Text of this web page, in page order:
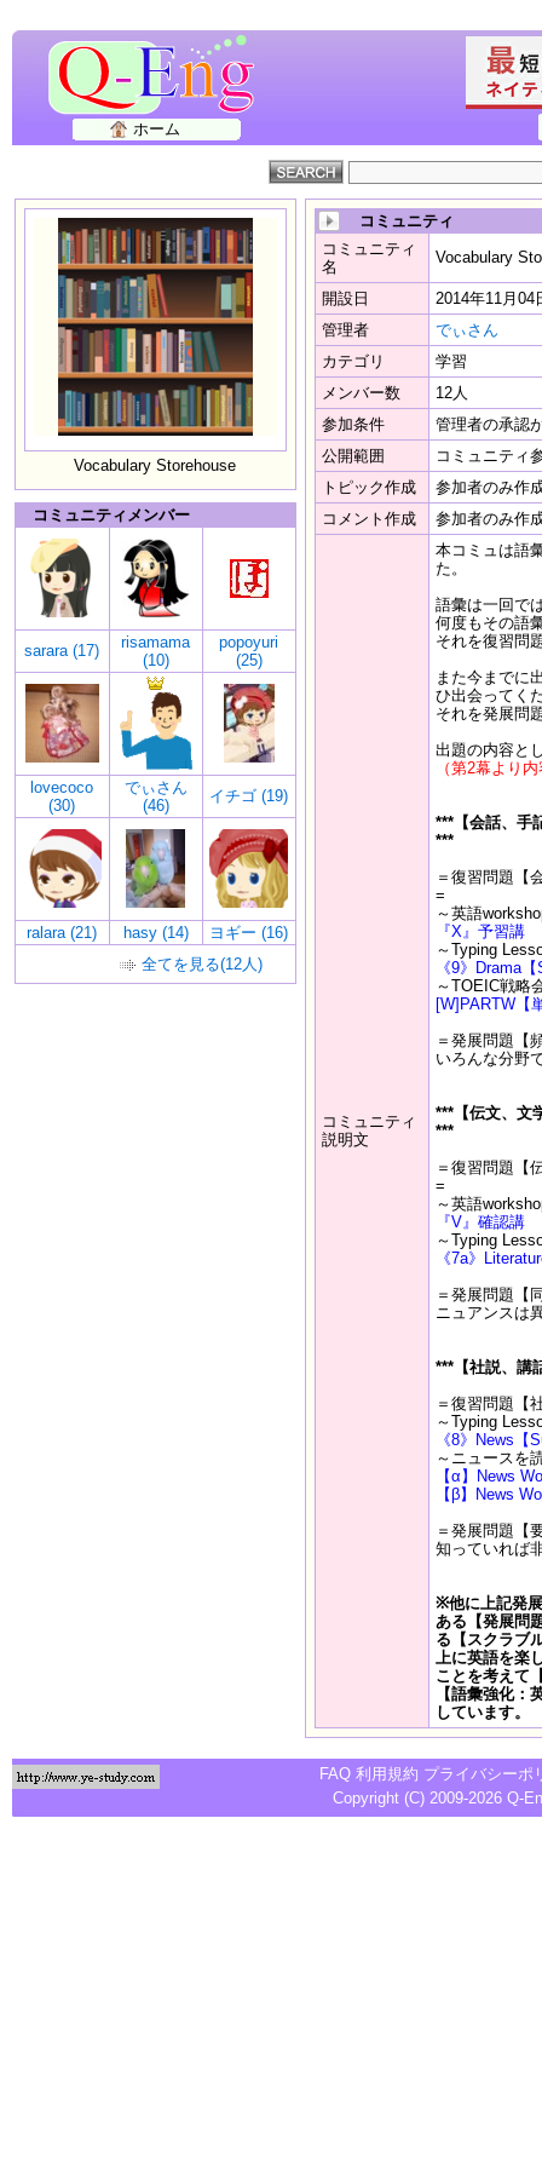
ホーム
Vocabulary Storehouse
コミュニティメンバー
sarara (17)
risamama
(10)
popoyuri
(25)
lovecoco
(30)
でぃさん
(46)
イチゴ (19)
ralara (21) hasy (14)
ヨギー (16)
全てを見る(12人)
コミュニティ
コミュニティ
名
Vocabulary
開設日
2014年11月04
管理者
でぃさん
カテゴリ
学習
メンバー数
12人
参加条件
管理者の承認
公開範囲
コミュニティ
トピック作成
参加者のみ作
コメント作成
参加者のみ作
コミュニティ
説明文
本コミュは語
た。
語彙は一回で
何度もその語
それを復習問
また今までに
ひ出会ってく
それを発展問
出題の内容と
（第2幕より
***【会話、手
***
＝復習問題【
=
～英語
『X』予習講
～Typing
《9》Drama
～TOEIC戦略
[W]PARTW【
＝発展問題【
いろんな分野
***【伝文、文
***
＝復習問題【
=
～英語
『V』確認講
～Typing
《7a》
＝発展問題【
ニュアンスは
***【社説、講
＝復習問題【
～Typing
《8》News【
～ニュースを
【α】News
【β】News
＝発展問題【
知っていれば
※他に上記発
ある【発展問
る【スクラブ
上に英語を楽
ことを考えて
【語彙強化：
しています。
FAQ 利用規約 プライバシーポ
Copyright (C) 2009-2026 Q-